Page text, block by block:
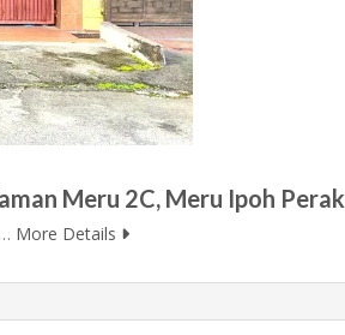
Meru 2C, Meru Ipoh Perak
More Details